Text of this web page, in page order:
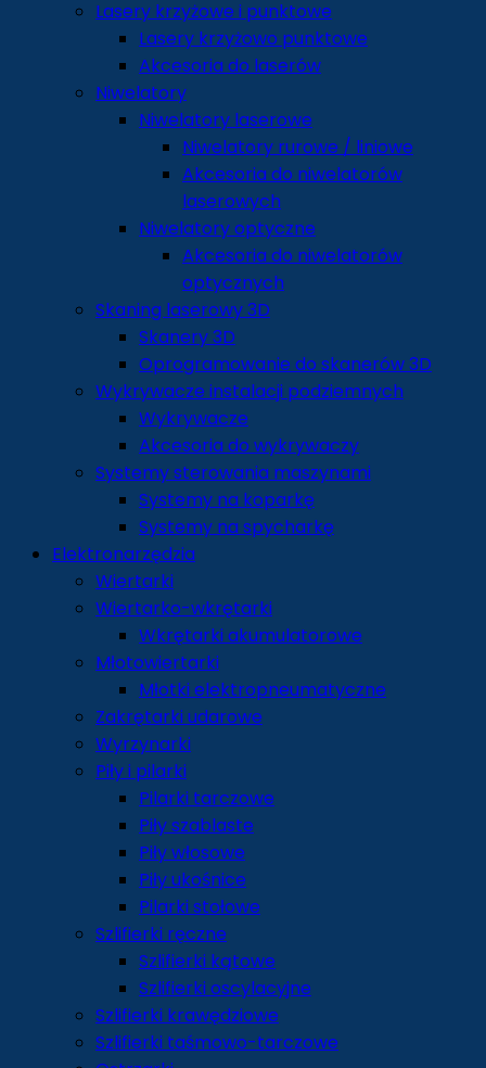
Lasery krzyżowe i punktowe
Lasery krzyżowo punktowe
Akcesoria do laserów
Niwelatory
Niwelatory laserowe
Niwelatory rurowe / liniowe
Akcesoria do niwelatorów
laserowych
Niwelatory optyczne
Akcesoria do niwelatorów
optycznych
Skaning laserowy 3D
Skanery 3D
Oprogramowanie do skanerów 3D
Wykrywacze instalacji podziemnych
Wykrywacze
Akcesoria do wykrywaczy
Systemy sterowania maszynami
Systemy na koparkę
Systemy na spycharkę
Elektronarzędzia
Wiertarki
Wiertarko-wkrętarki
Wkrętarki akumulatorowe
Młotowiertarki
Młotki elektropneumatyczne
Zakrętarki udarowe
Wyrzynarki
Piły i pilarki
Pilarki tarczowe
Piły szablaste
Piły włosowe
Piły ukośnice
Pilarki stołowe
Szlifierki ręczne
Szlifierki kątowe
Szlifierki oscylacyjne
Szlifierki krawędziowe
Szlifierki taśmowo-tarczowe